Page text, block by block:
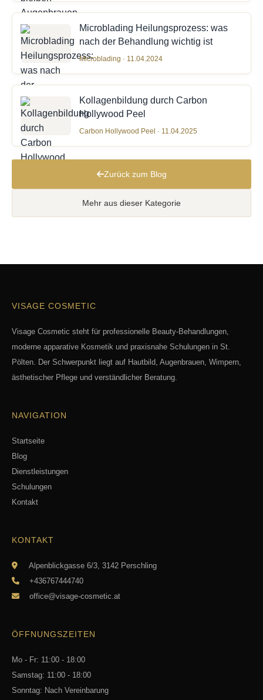
Microblading Heilungsprozess: was
nach der Behandlung wichtig ist
Microblading · 11.04.2024
Kollagenbildung durch Carbon
Hollywood Peel
Carbon Hollywood Peel · 11.04.2025
Zurück zum Blog
Mehr aus dieser Kategorie
VISAGE COSMETIC
Visage Cosmetic steht für professionelle Beauty-Behandlungen,
moderne apparative Kosmetik und praxisnahe Schulungen in St.
Pölten. Der Schwerpunkt liegt auf Hautbild, Augenbrauen, Wimpern,
ästhetischer Pflege und verständlicher Beratung.
NAVIGATION
Startseite
Blog
Dienstleistungen
Schulungen
Kontakt
KONTAKT
Alpenblickgasse 6/3, 3142 Perschling
+436767444740
office@visage-cosmetic.at
ÖFFNUNGSZEITEN
Mo - Fr: 11:00 - 18:00
Samstag: 11:00 - 18:00
Sonntag: Nach Vereinbarung